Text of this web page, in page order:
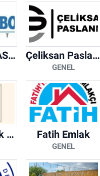
ATABOR PLASTİK Çeliksan Paslanmaz
GENEL
Bestys Tırnak Stüdyosu Fatih Emlak
GENEL